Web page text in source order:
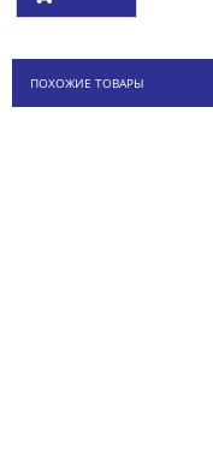
корзину
ПОХОЖИЕ ТОВАРЫ